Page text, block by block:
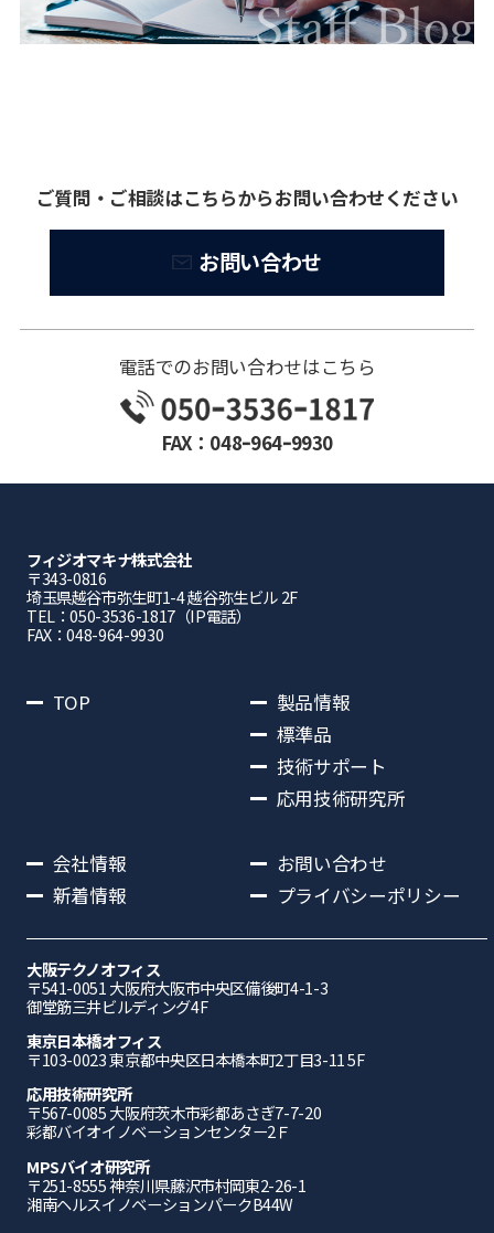
ご質問・ご相談はこちらからお問い合わせください
お問い合わせ
電話でのお問い合わせはこちら
FAX：048ｰ964ｰ9930
フィジオマキナ株式会社
〒343-0816
埼⽟県越⾕市弥⽣町1-4 越⾕弥⽣ビル 2F
TEL：050-3536-1817（IP電話）
FAX：048-964-9930
TOP
製品情報
標準品
技術サポート
応用技術研究所
会社情報
新着情報
お問い合わせ
プライバシーポリシー
大阪テクノオフィス
〒541-0051 ⼤阪府⼤阪市中央区備後町4-1-3
御堂筋三井ビルディング4F
東京日本橋オフィス
〒103-0023 東京都中央区日本橋本町2丁目3-11 5F
応⽤技術研究所
〒567-0085 ⼤阪府茨⽊市彩都あさぎ7-7-20
彩都バイオイノベーションセンター2Ｆ
MPSバイオ研究所
〒251-8555 神奈川県藤沢市村岡東2-26-1
湘南ヘルスイノベーションパークB44W